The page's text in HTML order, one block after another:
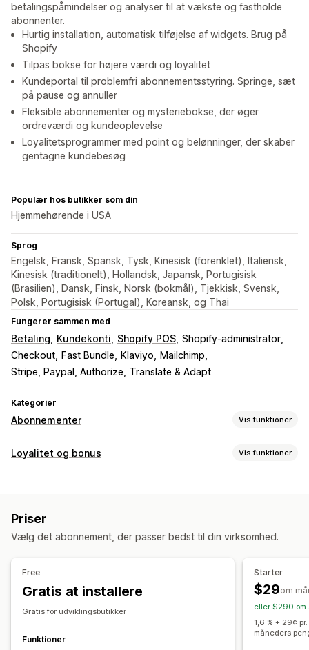
betalingspåmindelser og analyser til at vækste og fastholde
abonnenter.
Hurtig installation, automatisk tilføjelse af widgets. Brug på
Shopify
Tilpas bokse for højere værdi og loyalitet
Kundeportal til problemfri abonnementsstyring. Springe, sæt
på pause og annuller
Fleksible abonnementer og mysteriebokse, der øger
ordreværdi og kundeoplevelse
Loyalitetsprogrammer med point og belønninger, der skaber
gentagne kundebesøg
Populær hos butikker som din
Hjemmehørende i USA
Sprog
Engelsk, Fransk, Spansk, Tysk, Kinesisk (forenklet), Italiensk,
Kinesisk (traditionelt), Hollandsk, Japansk, Portugisisk
(Brasilien), Dansk, Finsk, Norsk (bokmål), Tjekkisk, Svensk,
Polsk, Portugisisk (Portugal), Koreansk, og Thai
Fungerer sammen med
Betaling Kundekonti Shopify POS Shopify-administrator
Checkout
Fast Bundle Klaviyo
Mailchimp
Stripe, Paypal, Authorize
Translate & Adapt
Kategorier
Abonnementer Vis funktioner
Abonnementstyper
Fysiske produkter
Tilbagevendende betalinger
Abonner, og spar penge
Faste priser
Differentieret prissætning
Dynamiske priser
Tilpassede priser
Loyalitet og bonus Vis funktioner
Abonnementer
Tilpassede belønninger
Priser
Vælg det abonnement, der passer bedst til din virksomhed.
Free
Gratis at installere
Gratis for udviklingsbutikker
Funktioner
Starter
$29om
eller $290 om
1,6 % + 29¢
måneders